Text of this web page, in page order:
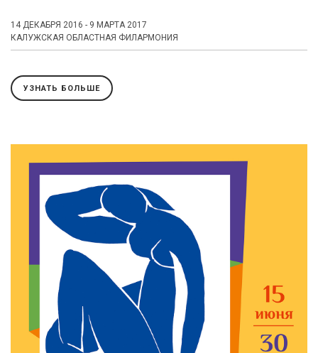
14 ДЕКАБРЯ 2016 - 9 МАРТА 2017
КАЛУЖСКАЯ ОБЛАСТНАЯ ФИЛАРМОНИЯ
УЗНАТЬ БОЛЬШЕ